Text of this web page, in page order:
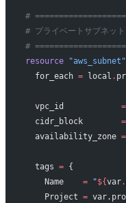
#
# プライベートサブネット
#
resource "aws_subnet"
  for_each
= local .
  vpc_id
            =
  cidr_block
        =
  availability_zone
=
  tags
= {
    Name
= "${var.
    Project
=